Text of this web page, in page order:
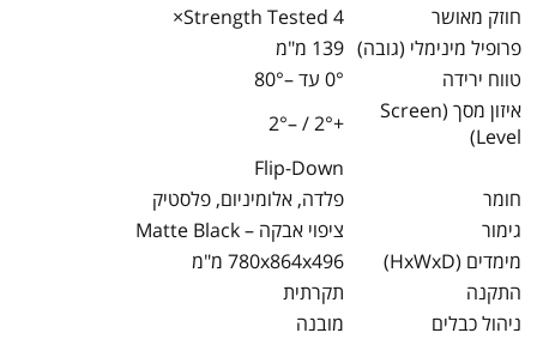
חוזק מאושר
Strength Tested 4×
פרופיל מינימלי (גובה) 139 מ"מ
טווח ירידה
0° עד –80°
איזון מסך (Screen
Level)
+2° / –2°
Flip-Down
חומר
פלדה, אלומיניום, פלסטיק
גימור
ציפוי אבקה – Matte Black
מימדים (HxWxD)
780x864x496 מ"מ
התקנה
תקרתית
ניהול כבלים
מובנה